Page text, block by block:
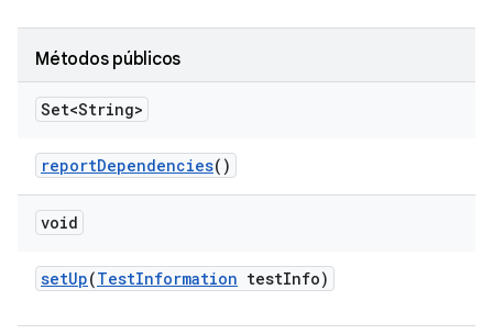
Métodos públicos
Set<String>
reportDependencies()
void
setUp(TestInformation testInfo)